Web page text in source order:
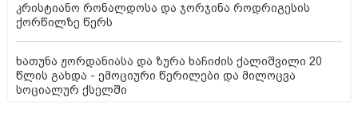
კრისტიანო რონალდოსა და ჯორჯინა როდრიგესის
ქორწილზე წერს
ხათუნა ჟორდანიასა და ზურა ხაჩიძის ქალიშვილი 20
წლის გახდა - ემოციური წერილები და მილოცვა
სოციალურ ქსელში